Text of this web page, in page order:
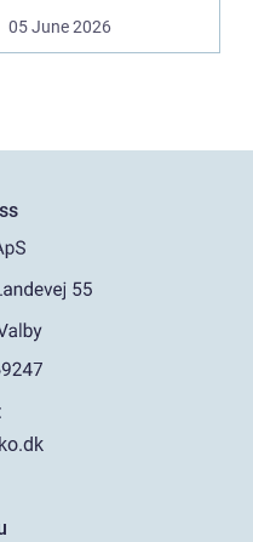
midt i sorgen.
05 June 2026